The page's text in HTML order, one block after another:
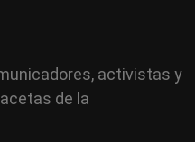
activistas y
de la